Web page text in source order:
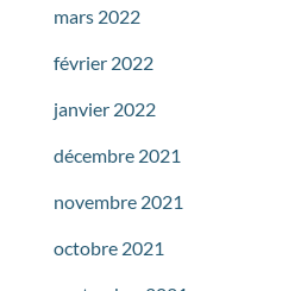
mars 2022
février 2022
janvier 2022
décembre 2021
novembre 2021
octobre 2021